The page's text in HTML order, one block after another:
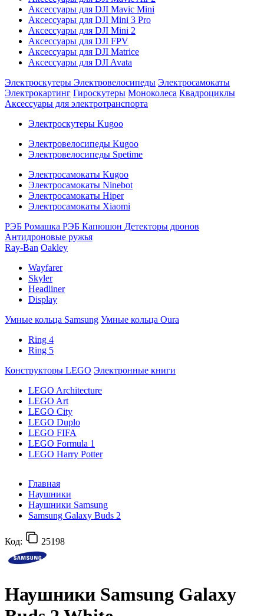
Аксессуары для DJI Mavic Mini
Аксессуары для DJI Mini 3 Pro
Аксессуары для DJI Mini 2
Аксессуары для DJI FPV
Аксессуары для DJI Matrice
Аксессуары для DJI Avata
Электроскутеры Электровелосипеды Электросамокаты
Электрокартинг Гироскутеры Моноколеса Квадроциклы
Аксессуары для электротранспорта
Электроскутеры Kugoo
Электровелосипеды Kugoo
Электровелосипеды Spetime
Электросамокаты Kugoo
Электросамокаты Ninebot
Электросамокаты Hiper
Электросамокаты Xiaomi
РЭБ Ромашка РЭБ Капюшон Детекторы дронов
Антидроновые ружья
Ray-Ban Oakley
Wayfarer
Skyler
Headliner
Display
Умные кольца Samsung Умные кольца Oura
Ring 4
Ring 5
Конструкторы LEGO Электронные книги
LEGO Architecture
LEGO Art
LEGO City
LEGO Duplo
LEGO FIFA
LEGO Formula 1
LEGO Harry Potter
Главная
Наушники
Наушники Samsung
Samsung Galaxy Buds 2
Код: 25198
Наушники Samsung Galaxy